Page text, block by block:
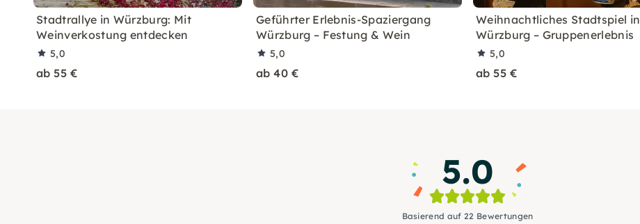
Stadtrallye in Würzburg: Mit
Weinverkostung entdecken
5,0
ab 55 €
Geführter Erlebnis-Spaziergang
Würzburg – Festung & Wein
5,0
ab 40 €
Weihnachtliches Stadtspiel in
Würzburg – Gruppenerlebnis
5,0
ab 55 €
5.0
Basierend auf 22 Bewertungen